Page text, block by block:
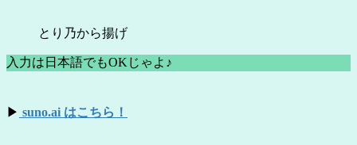
とり乃から揚げ
入力は日本語でもOKじゃよ♪
▶ suno.ai はこちら！